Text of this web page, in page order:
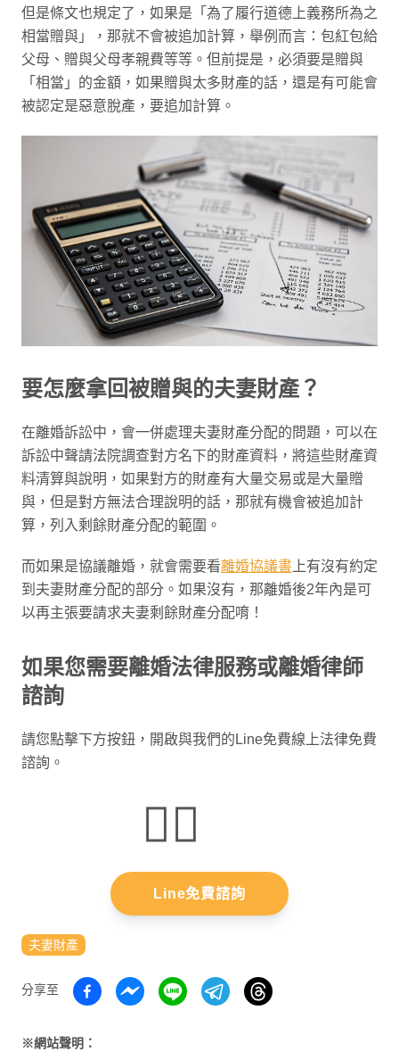
但是條文也規定了，如果是「為了履行道德上義務所為之
相當贈與」，那就不會被追加計算，舉例而言：包紅包給
父母、贈與父母孝親費等等。但前提是，必須要是贈與
「相當」的金額，如果贈與太多財產的話，還是有可能會
被認定是惡意脫產，要追加計算。
要怎麼拿回被贈與的夫妻財產？
在離婚訴訟中，會一併處理夫妻財產分配的問題，可以在
訴訟中聲請法院調查對方名下的財產資料，將這些財產資
料清算與說明，如果對方的財產有大量交易或是大量贈
與，但是對方無法合理說明的話，那就有機會被追加計
算，列入剩餘財產分配的範圍。
而如果是協議離婚，就會需要看離婚協議書 上有沒有約定
到夫妻財產分配的部分。如果沒有，那離婚後2年內是可
以再主張要請求夫妻剩餘財產分配唷！
如果您需要離婚法律服務或離婚律師
諮詢
請您點擊下方按鈕，開啟與我們的Line免費線上法律免費
諮詢。
👇🏻
Line免費諮詢
夫妻財產
分享至
※網站聲明：